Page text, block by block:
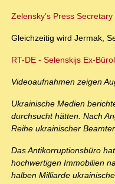
Zelensky’s Press
Gleichzeitig wird Jermak,
RT-DE - Selenskijs Ex-
Videoaufnahmen zeigen
Ukrainische Medien
durchsucht hätten. Nach
Reihe ukrainischer
Das Antikorruptionsbüro
hochwertigen Immobilien
halben Milliarde